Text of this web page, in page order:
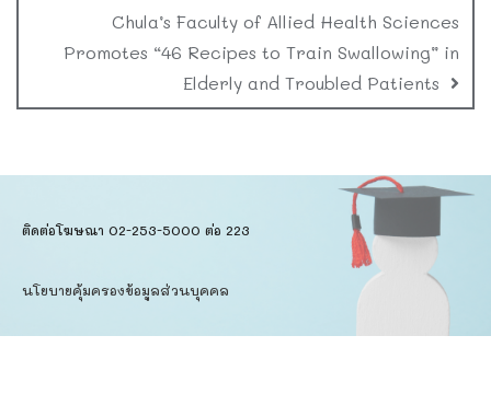
Chula’s Faculty of Allied Health Sciences
Promotes “46 Recipes to Train Swallowing” in
Elderly and Troubled Patients
ติดต่อโฆษณา 02-253-5000​ ต่อ 223
นโยบายคุ้มครองข้อมูลส่วนบุคคล​